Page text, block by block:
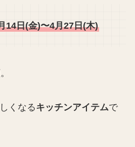
14日(金)〜4月27日(木)
くなるキッチンアイテムで